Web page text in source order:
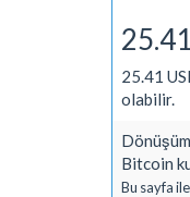
25.41
olabilir.
Bitcoin
Bu sayfa